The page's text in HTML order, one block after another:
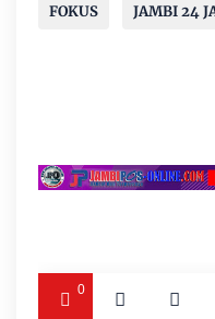
FOKUS JAMBI 24
0